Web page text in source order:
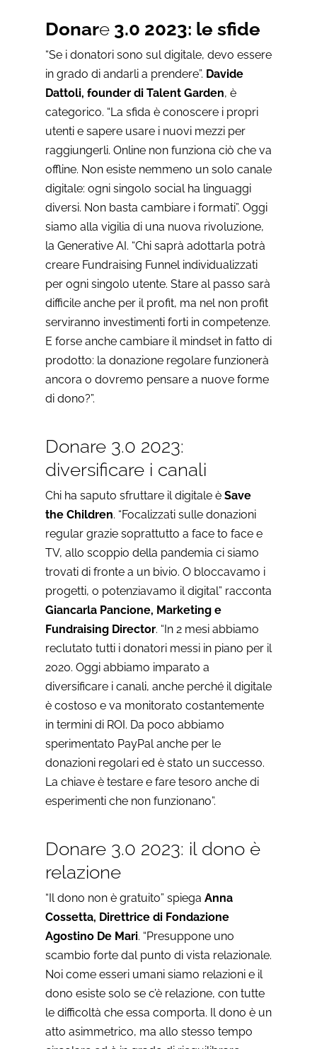
Donare 3.0 2023: le sfide
“Se i donatori sono sul digitale, devo essere
in grado di andarli a prendere”. Davide
Dattoli, founder di Talent Garden, è
categorico. “La sfida è conoscere i propri
utenti e sapere usare i nuovi mezzi per
raggiungerli. Online non funziona ciò che va
offline. Non esiste nemmeno un solo canale
digitale: ogni singolo social ha linguaggi
diversi. Non basta cambiare i formati”. Oggi
siamo alla vigilia di una nuova rivoluzione,
la Generative AI. “Chi saprà adottarla potrà
creare Fundraising Funnel individualizzati
per ogni singolo utente. Stare al passo sarà
difficile anche per il profit, ma nel non profit
serviranno investimenti forti in competenze.
E forse anche cambiare il mindset in fatto di
prodotto: la donazione regolare funzionerà
ancora o dovremo pensare a nuove forme
di dono?”.
Donare 3.0 2023:
diversificare i canali
Chi ha saputo sfruttare il digitale è Save
the Children. “Focalizzati sulle donazioni
regular grazie soprattutto a face to face e
TV, allo scoppio della pandemia ci siamo
trovati di fronte a un bivio. O bloccavamo i
progetti, o potenziavamo il digital” racconta
Giancarla Pancione, Marketing e
Fundraising Director. “In 2 mesi abbiamo
reclutato tutti i donatori messi in piano per il
2020. Oggi abbiamo imparato a
diversificare i canali, anche perché il digitale
è costoso e va monitorato costantemente
in termini di ROI. Da poco abbiamo
sperimentato PayPal anche per le
donazioni regolari ed è stato un successo.
La chiave è testare e fare tesoro anche di
esperimenti che non funzionano”.
Donare 3.0 2023: il dono è
relazione
“Il dono non è gratuito” spiega Anna
Cossetta, Direttrice di Fondazione
Agostino De Mari. “Presuppone uno
scambio forte dal punto di vista relazionale.
Noi come esseri umani siamo relazioni e il
dono esiste solo se c’è relazione, con tutte
le difficoltà che essa comporta. Il dono è un
atto asimmetrico, ma allo stesso tempo